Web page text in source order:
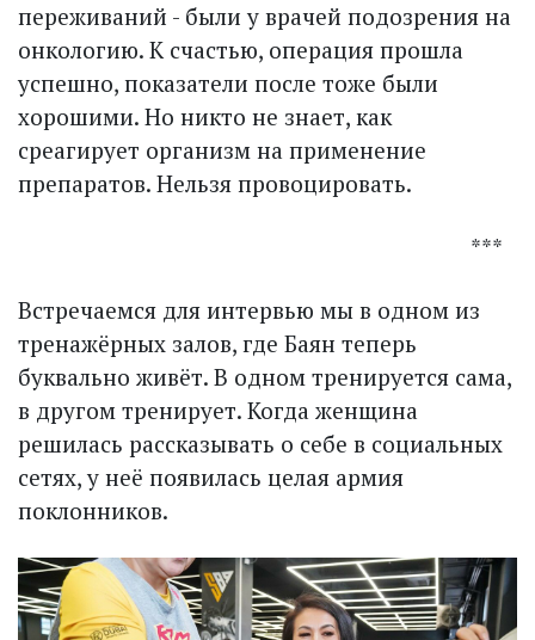
переживаний - были у врачей подозрения на
онкологию. К счастью, операция прошла
успешно, показатели после тоже были
хорошими. Но никто не знает, как
среагирует организм на применение
препаратов. Нельзя провоцировать.
***
Встречаемся для интервью мы в одном из
тренажёрных залов, где Баян теперь
буквально живёт. В одном тренируется сама,
в другом тренирует. Когда женщина
решилась рассказывать о себе в социальных
сетях, у неё появилась целая армия
поклонников.